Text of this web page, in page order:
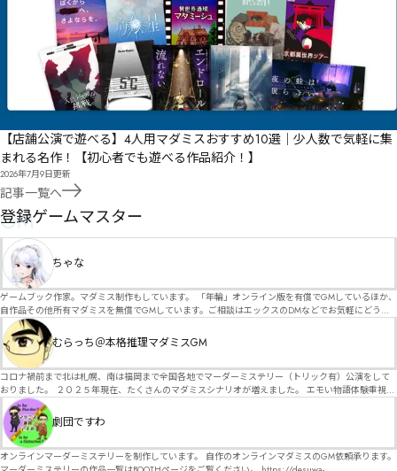
【店舗公演で遊べる】4人用マダミスおすすめ10選｜少人数で気軽に集
まれる名作！【初心者でも遊べる作品紹介！】
2026年7月9日更新
記事一覧へ
GM
登録ゲームマスター
ちゃな
ゲームブック作家。マダミス制作もしています。 「年輪」オンライン版を有償でGMしているほか、
自作品その他所有マダミスを無償でGMしています。ご相談はエックスのDMなどでお気軽にどう
ぞ。
むらっち＠本格推理マダミスGM
コロナ禍前まで北は札幌、南は福岡まで全国各地でマーダーミステリー（トリック有）公演をして
おりました。 ２０２５年現在、たくさんのマダミスシナリオが増えました。 エモい物語体験重視の
シナリオがマダミス・マーダーミステリーというジャンル名でたくさんあるため、そのようなシナ
リオは簡単に遊べます。 しかし、２～３時間ずっと考え＆議論して、見たことないトリックが解け
る閃きや犯人として逃げ切る楽しみのある本格推理マーダーミステリーを見つけることが難しくな
劇団ですわ
オンラインマーダーミステリーを制作しています。 自作のオンラインマダミスのGM依頼承ります。